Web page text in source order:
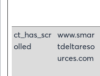
ct_has_scr
olled
www.smar
tdeltareso
urces.com